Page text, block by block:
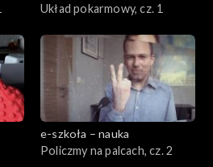
Układ pokarmowy, cz. 1
e-szkoła – nauka
Policzmy na palcach, cz. 2